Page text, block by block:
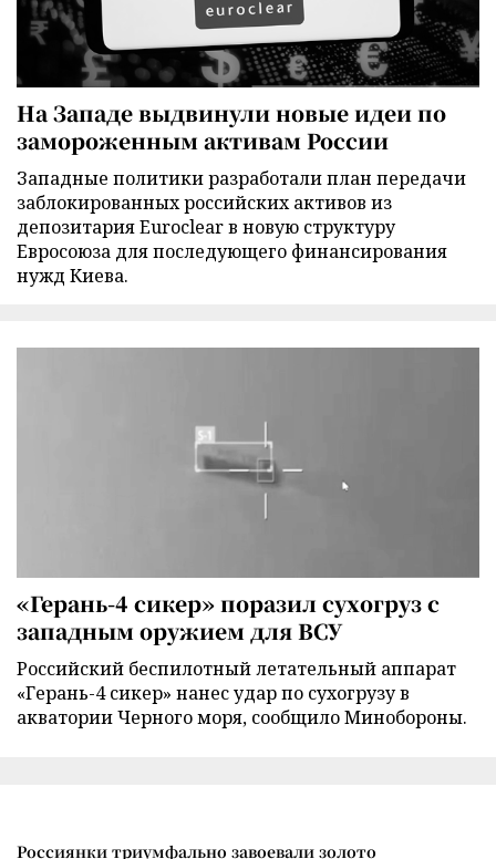
На Западе выдвинули новые идеи по
замороженным активам России
Западные политики разработали план передачи
заблокированных российских активов из
депозитария Euroclear в новую структуру
Евросоюза для последующего финансирования
нужд Киева.
«Герань-4 сикер» поразил сухогруз с
западным оружием для ВСУ
Российский беспилотный летательный аппарат
«Герань-4 сикер» нанес удар по сухогрузу в
акватории Черного моря, сообщило Минобороны.
Россиянки триумфально завоевали золото